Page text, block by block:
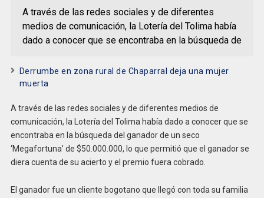
A través de las redes sociales y de diferentes
medios de comunicación, la Lotería del Tolima había
dado a conocer que se encontraba en la búsqueda de
Derrumbe en zona rural de Chaparral deja una mujer
muerta
A través de las redes sociales y de diferentes medios de
comunicación, la Lotería del Tolima había dado a conocer que se
encontraba en la búsqueda del ganador de un seco
‘Megafortuna’ de $50.000.000, lo que permitió que el ganador se
diera cuenta de su acierto y el premio fuera cobrado.
El ganador fue un cliente bogotano que llegó con toda su familia